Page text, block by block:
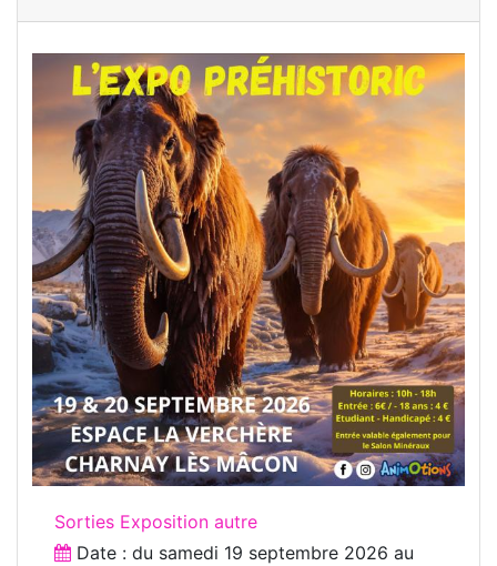
Sorties Exposition autre
Date : du samedi 19 septembre 2026 au